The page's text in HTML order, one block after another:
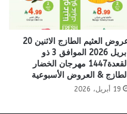
عروض العثيم الطازج الاثنين 20
ابريل 2026 الموافق 3 ذو
القعدة1447 مهرجان الخضار
الطازج & العروض الأسبوعية
19 أبريل، 2026